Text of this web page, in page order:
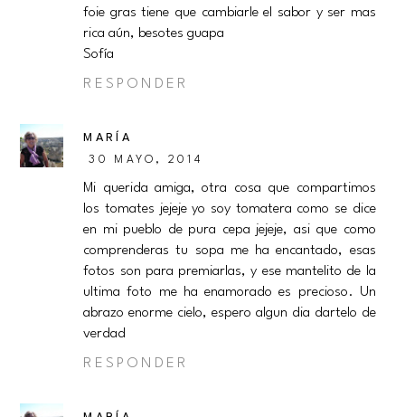
foie gras tiene que cambiarle el sabor y ser mas
rica aún, besotes guapa
Sofía
RESPONDER
MARÍA
30 MAYO, 2014
Mi querida amiga, otra cosa que compartimos
los tomates jejeje yo soy tomatera como se dice
en mi pueblo de pura cepa jejeje, asi que como
comprenderas tu sopa me ha encantado, esas
fotos son para premiarlas, y ese mantelito de la
ultima foto me ha enamorado es precioso. Un
abrazo enorme cielo, espero algun dia dartelo de
verdad
RESPONDER